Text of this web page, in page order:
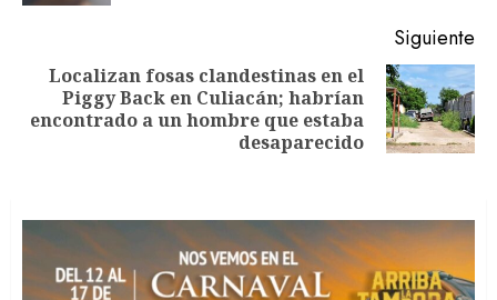
Siguiente
Siguiente
entrada:
Localizan fosas clandestinas en el
Piggy Back en Culiacán; habrían
encontrado a un hombre que estaba
desaparecido